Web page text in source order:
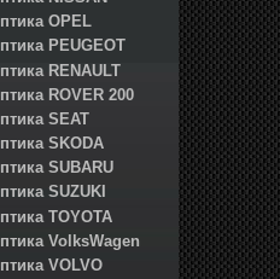
OPEL
PEUGEOT
RENAULT
ROVER 200
SEAT
SKODA
SUBARU
SUZUKI
TOYOTA
VolksWagen
VOLVO